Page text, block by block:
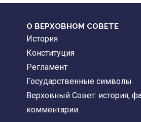
О ВЕРХОВНОМ СОВЕТЕ
История
Конституция
Регламент
Государственные символы
Верховный Совет: история,
комментарии